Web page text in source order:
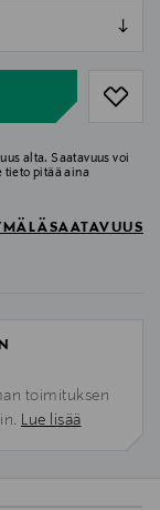
alta. Saatavuus voi
tieto pitää aina
toimituksen
Lue lisää